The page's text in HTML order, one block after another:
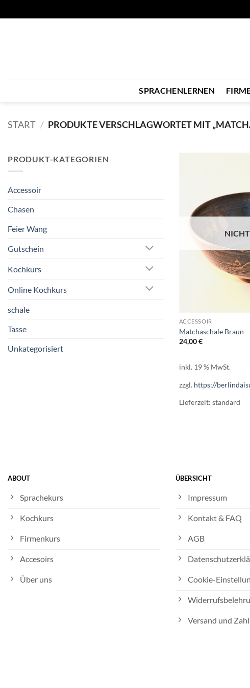
Inhalt
SPRACHENLERNEN
START / PRODUKTE VERSCHLAGWORTET MIT
PRODUKT-KATEGORIEN
Accessoir
Chasen
Feier Wang
Gutschein
Kochkurs
Online Kochkurs
schale
Tasse
Unkategorisiert
ACCESSOIR
Matchaschale Braun
24,00€
inkl. 19 % MwSt.
zzgl.https://
Lieferzeit: standard
ABOUT
Sprachekurs
Kochkurs
Firmenkurs
Accesoirs
Über uns
ÜBERSICHT
Impressum
Kontakt & FAQ
AGB
Cookie-
Versand und